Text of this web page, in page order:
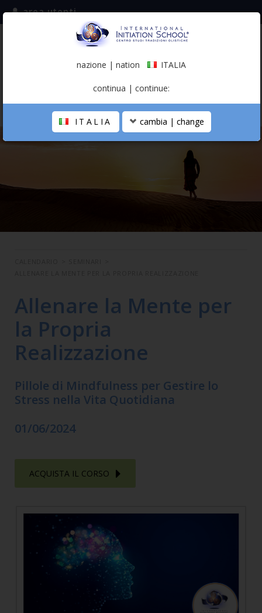
iscriviti alla mailing list
(italiano)
area utenti
LA SCUOLA
Allenare la Mente per
la Propria
Realizzazione
Pillole di Mindfulness per Gestire lo
Stress nella Vita Quotidiana
01/06/2024
ACQUISTA IL CORSO
nazione | nation ITALIA
continua | continue:
ITALIA cambia | change